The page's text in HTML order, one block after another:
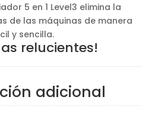
5 en 1 Level3 elimina la
de las máquinas de manera
y sencilla.
relucientes!
adicional